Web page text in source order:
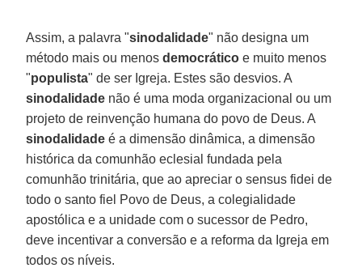
Assim, a palavra "sinodalidade" não designa um
método mais ou menosdemocrático e muito menos
"populista" de ser Igreja. Estes são desvios. A
sinodalidade não é uma moda organizacional ou um
projeto de reinvenção humana do povo de Deus. A
sinodalidade é a dimensão dinâmica, a dimensão
histórica da comunhão eclesial fundada pela
comunhão trinitária, que ao apreciar o sensus fidei de
todo o santo fiel Povo de Deus, a colegialidade
apostólica e a unidade com o sucessor de Pedro,
deve incentivar a conversão e a reforma da Igreja em
todos os níveis.